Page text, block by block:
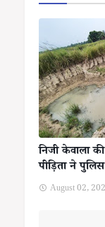
निजी केवाला
पीड़िता ने
August 02,